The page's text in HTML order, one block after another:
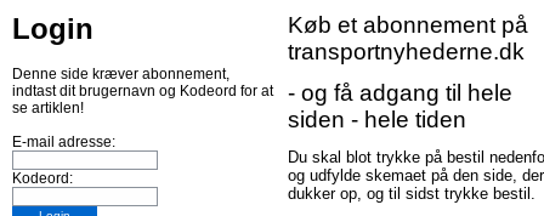
Login
Denne side kræver abonnement,
indtast dit brugernavn og Kodeord for at
se artiklen!
E-mail adresse:
Kodeord:
Køb et abonnement på
transportnyhederne.dk
- og få adgang til hele
siden - hele tiden
Du skal blot trykke på bestil
og udfylde skemaet på den side, der
dukker op, og til sidst trykke bestil.